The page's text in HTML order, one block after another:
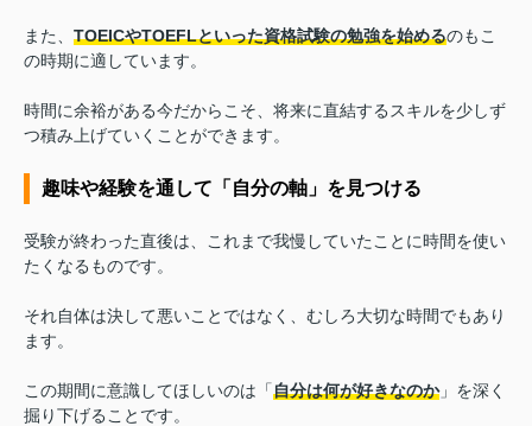
また、 TOEICやTOEFLといった資格試験の勉強を始めるのもこ
の時期に適しています。
時間に余裕がある今だからこそ、将来に直結するスキルを少しず
つ積み上げていくことができます。
趣味や経験を通して「自分の軸」を見つける
受験が終わった直後は、これまで我慢していたことに時間を使い
たくなるものです。
それ自体は決して悪いことではなく、むしろ大切な時間でもあり
ます。
この期間に意識してほしいのは「自分は何が好きなのか」を深く
掘り下げることです。